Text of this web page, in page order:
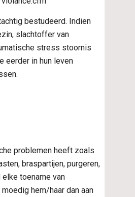
bestudeerd. Indien
slachtoffer van
stress stoornis
eerder in hun leven
problemen heeft zoals
braspartijen, purgeren,
toename van
hem/haar dan aan